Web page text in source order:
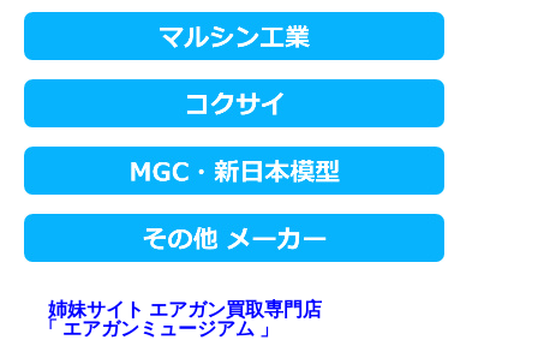
姉妹サイト エアガン買取専門店
「 エアガンミュージアム 」